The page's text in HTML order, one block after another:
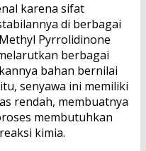
karena sifat
di berbagai
Pyrrolidinone
berbagai
bahan bernilai
senyawa ini memiliki
rendah, membuatnya
membutuhkan
kimia.